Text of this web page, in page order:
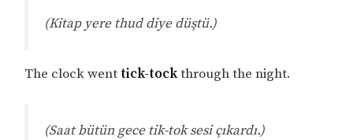
(Kitap yere thud diye düştü.)
The clock went tick-tockthrough the night.
(Saat bütün gece tik-tok sesi çıkardı.)